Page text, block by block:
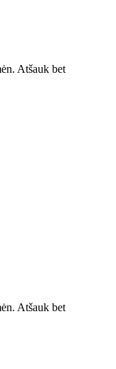
Atšauk bet
Atšauk bet